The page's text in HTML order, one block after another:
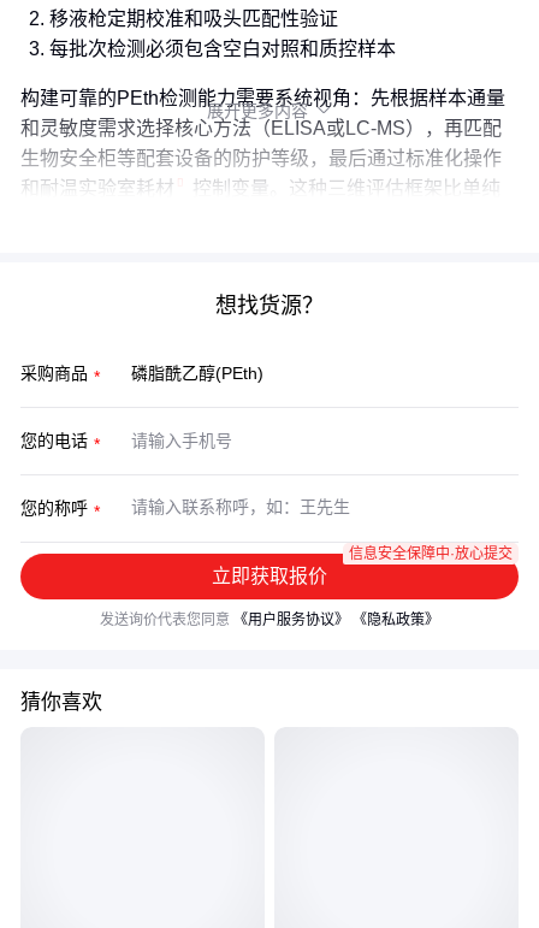
移液枪定期校准和吸头匹配性验证
每批次检测必须包含空白对照和质控样本
构建可靠的PEth检测能力需要系统视角：先根据样本通量
和灵敏度需求选择核心方法（ELISA或LC-MS），再匹配
生物安全柜等配套设备的防护等级，最后通过标准化操作
和耐温实验室耗材
控制变量。这种三维评估框架比单纯
展开更多内容 
想找货源？
采购商品
您的电话
您的称呼
立即获取报价
信息安全保障中·放心提交
发送询价代表您同意 《用户服务协议》 《隐私政策》
猜你喜欢